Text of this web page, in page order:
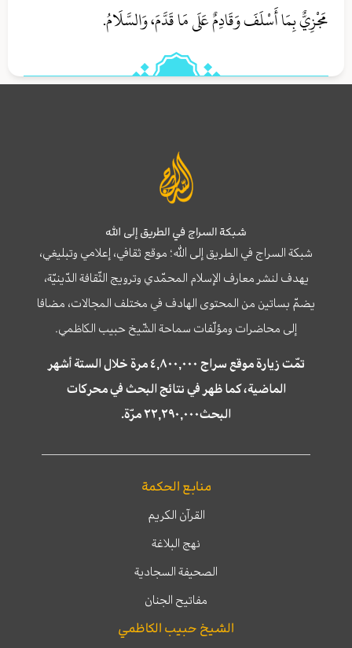
مَجْزِيٌّ بِمَا أَسْلَفَ وَقَادِمٌ عَلَى مَا قَدَّمَ، وَالسَّلَامُ‏.
شبكة السراج في الطريق إلى الله
شبكة السراج في الطريق إلى الله؛ موقع ثقافي، إعلامي وتبليغي،
يهدف لنشر معارف الإسلام المحمّدي وترويج الثّقافة الدّينيّة،
يضمّ بساتين من المحتوى الهادف في مختلف المجالات، مضافا
إلى محاضرات ومؤلّفات سماحة الشّيخ حبيب الكاظمي.
تمّت زيارة موقع سراج ٤,٨٠٠,٠٠٠ مرة خلال الستة أشهر
الماضية، كما ظهر في نتائج البحث في محركات
البحث٢٢,٢٩٠,٠٠٠ مرّة.
منابع الحكمة
القرآن الكريم
نهج البلاغة
الصحيفة السجادية
مفاتيح الجنان
الشيخ حبيب الكاظمي